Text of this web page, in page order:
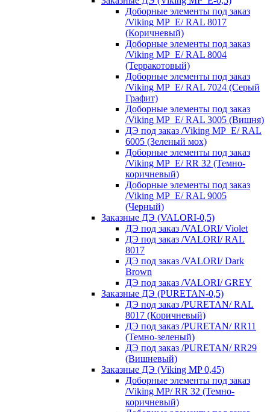
Доборные элементы под заказ
/Viking MP_E/ RAL 8017
(Коричневый)
Доборные элементы под заказ
/Viking MP_E/ RAL 8004
(Терракотовый)
Доборные элементы под заказ
/Viking MP_E/ RAL 7024 (Серый
Графит)
Доборные элементы под заказ
/Viking MP_E/ RAL 3005 (Вишня)
ДЭ под заказ /Viking MP_E/ RAL
6005 (Зеленый мох)
Доборные элементы под заказ
/Viking MP_E/ RR 32 (Темно-
коричневый)
Доборные элементы под заказ
/Viking MP_E/ RAL 9005
(Черный)
Заказные ДЭ (VALORI-0,5)
ДЭ под заказ /VALORI/ Violet
ДЭ под заказ /VALORI/ RAL
8017
ДЭ под заказ /VALORI/ Dark
Brown
ДЭ под заказ /VALORI/ GREY
Заказные ДЭ (PURETAN-0,5)
ДЭ под заказ /PURETAN/ RAL
8017 (Коричневый)
ДЭ под заказ /PURETAN/ RR11
(Темно-зеленый)
ДЭ под заказ /PURETAN/ RR29
(Вишневый)
Заказные ДЭ (Viking MP 0,45)
Доборные элементы под заказ
/Viking MP/ RR 32 (Темно-
коричневый)